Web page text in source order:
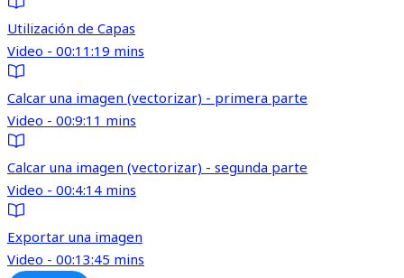
Utilización de Capas
Video - 00:11:19 mins
Calcar una imagen (vectorizar) - primera parte
Video - 00:9:11 mins
Calcar una imagen (vectorizar) - segunda parte
Video - 00:4:14 mins
Exportar una imagen
Video - 00:13:45 mins